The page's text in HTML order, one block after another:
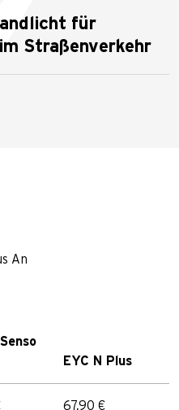
für
Straßenverkehr
An
EYC N Plus
67,90 €